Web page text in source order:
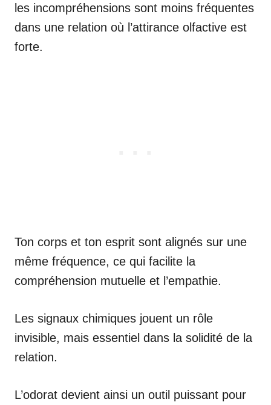
les incompréhensions sont moins fréquentes
dans une relation où l’attirance olfactive est
forte.
Ton corps et ton esprit sont alignés sur une
même fréquence, ce qui facilite la
compréhension mutuelle et l’empathie.
Les signaux chimiques jouent un rôle
invisible, mais essentiel dans la solidité de la
relation.
L’odorat devient ainsi un outil puissant pour